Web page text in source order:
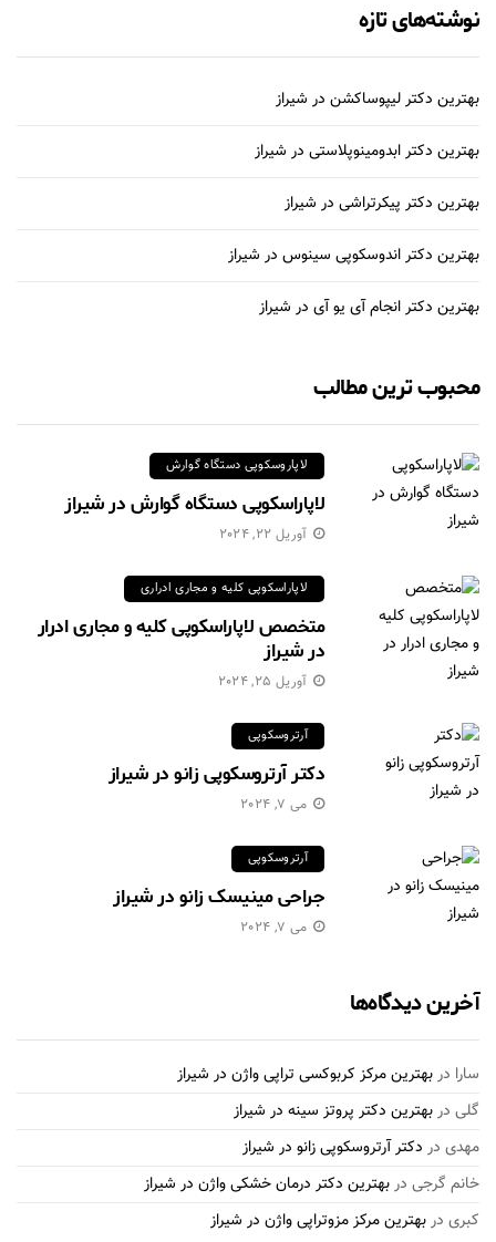
نوشته‌های تازه
بهترین دکتر لیپوساکشن در شیراز
بهترین دکتر ابدومینوپلاستی در شیراز
بهترین دکتر پیکرتراشی در شیراز
بهترین دکتر اندوسکوپی سینوس در شیراز
بهترین دکتر انجام آی یو آی در شیراز
محبوب ترین مطالب
لاپاروسکوپی دستگاه گوارش
لاپاراسکوپی دستگاه گوارش در شیراز
آوریل 22, 2024
لاپاراسکوپی کلیه و مجاری ادراری
متخصص لاپاراسکوپی کلیه و مجاری ادرار
در شیراز
آوریل 25, 2024
آرتروسکوپی
دکتر آرتروسکوپی زانو در شیراز
می 7, 2024
آرتروسکوپی
جراحی مینیسک زانو در شیراز
می 7, 2024
آخرین دیدگاه‌ها
سارا دربهترین مرکز کربوکسی تراپی واژن در شیراز
گلی دربهترین دکتر پروتز سینه در شیراز
مهدی در دکتر آرتروسکوپی زانو در شیراز
خانم گرجی دربهترین دکتر درمان خشکی واژن در شیراز
کبری دربهترین مرکز مزوتراپی واژن در شیراز